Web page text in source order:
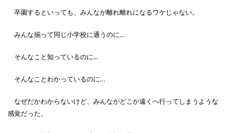
卒園するといっても、みんなが離れ離れになるワケじゃない。
みんな揃って同じ小学校に通うのに…
そんなこと知っているのに…
そんなことわかっているのに…
なぜだかわからないけど、みんながどこか遠くへ行ってしまうような
感覚だった。